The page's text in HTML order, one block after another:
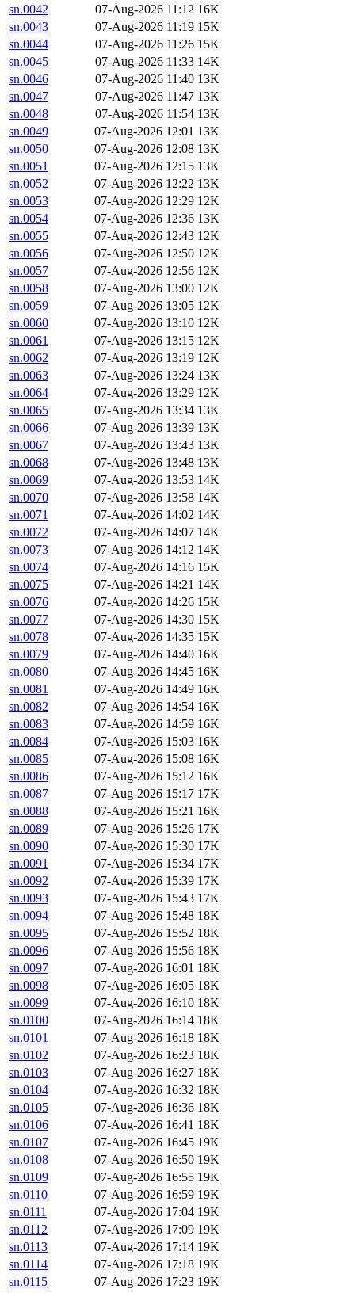
sn.0042
07-Aug-2026 11:12 16K
sn.0043
07-Aug-2026 11:19 15K
sn.0044
07-Aug-2026 11:26 15K
sn.0045
07-Aug-2026 11:33 14K
sn.0046
07-Aug-2026 11:40 13K
sn.0047
07-Aug-2026 11:47 13K
sn.0048
07-Aug-2026 11:54 13K
sn.0049
07-Aug-2026 12:01 13K
sn.0050
07-Aug-2026 12:08 13K
sn.0051
07-Aug-2026 12:15 13K
sn.0052
07-Aug-2026 12:22 13K
sn.0053
07-Aug-2026 12:29 12K
sn.0054
07-Aug-2026 12:36 13K
sn.0055
07-Aug-2026 12:43 12K
sn.0056
07-Aug-2026 12:50 12K
sn.0057
07-Aug-2026 12:56 12K
sn.0058
07-Aug-2026 13:00 12K
sn.0059
07-Aug-2026 13:05 12K
sn.0060
07-Aug-2026 13:10 12K
sn.0061
07-Aug-2026 13:15 12K
sn.0062
07-Aug-2026 13:19 12K
sn.0063
07-Aug-2026 13:24 13K
sn.0064
07-Aug-2026 13:29 12K
sn.0065
07-Aug-2026 13:34 13K
sn.0066
07-Aug-2026 13:39 13K
sn.0067
07-Aug-2026 13:43 13K
sn.0068
07-Aug-2026 13:48 13K
sn.0069
07-Aug-2026 13:53 14K
sn.0070
07-Aug-2026 13:58 14K
sn.0071
07-Aug-2026 14:02 14K
sn.0072
07-Aug-2026 14:07 14K
sn.0073
07-Aug-2026 14:12 14K
sn.0074
07-Aug-2026 14:16 15K
sn.0075
07-Aug-2026 14:21 14K
sn.0076
07-Aug-2026 14:26 15K
sn.0077
07-Aug-2026 14:30 15K
sn.0078
07-Aug-2026 14:35 15K
sn.0079
07-Aug-2026 14:40 16K
sn.0080
07-Aug-2026 14:45 16K
sn.0081
07-Aug-2026 14:49 16K
sn.0082
07-Aug-2026 14:54 16K
sn.0083
07-Aug-2026 14:59 16K
sn.0084
07-Aug-2026 15:03 16K
sn.0085
07-Aug-2026 15:08 16K
sn.0086
07-Aug-2026 15:12 16K
sn.0087
07-Aug-2026 15:17 17K
sn.0088
07-Aug-2026 15:21 16K
sn.0089
07-Aug-2026 15:26 17K
sn.0090
07-Aug-2026 15:30 17K
sn.0091
07-Aug-2026 15:34 17K
sn.0092
07-Aug-2026 15:39 17K
sn.0093
07-Aug-2026 15:43 17K
sn.0094
07-Aug-2026 15:48 18K
sn.0095
07-Aug-2026 15:52 18K
sn.0096
07-Aug-2026 15:56 18K
sn.0097
07-Aug-2026 16:01 18K
sn.0098
07-Aug-2026 16:05 18K
sn.0099
07-Aug-2026 16:10 18K
sn.0100
07-Aug-2026 16:14 18K
sn.0101
07-Aug-2026 16:18 18K
sn.0102
07-Aug-2026 16:23 18K
sn.0103
07-Aug-2026 16:27 18K
sn.0104
07-Aug-2026 16:32 18K
sn.0105
07-Aug-2026 16:36 18K
sn.0106
07-Aug-2026 16:41 18K
sn.0107
07-Aug-2026 16:45 19K
sn.0108
07-Aug-2026 16:50 19K
sn.0109
07-Aug-2026 16:55 19K
sn.0110
07-Aug-2026 16:59 19K
sn.0111
07-Aug-2026 17:04 19K
sn.0112
07-Aug-2026 17:09 19K
sn.0113
07-Aug-2026 17:14 19K
sn.0114
07-Aug-2026 17:18 19K
sn.0115
07-Aug-2026 17:23 19K